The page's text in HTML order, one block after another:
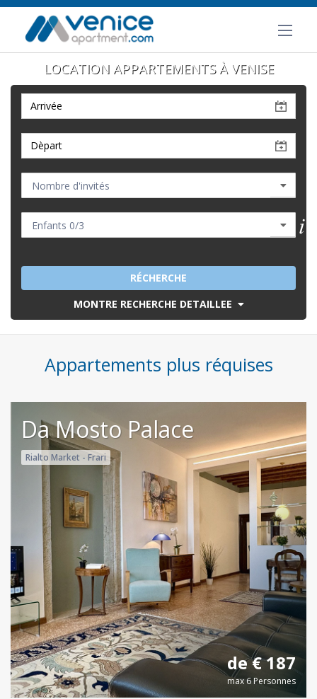
LOCATION APPARTEMENTS À VENISE
RÉCHERCHE
MONTRE RECHERCHE DETAILLEE
Appartements plus réquises
Da Mosto Palace
Rialto Market - Frari
de € 187
max 6 Personnes